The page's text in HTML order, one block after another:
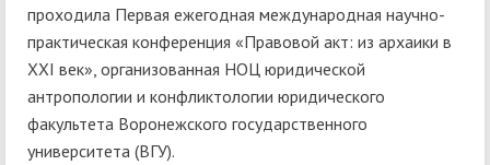
проходила Первая ежегодная международная научно-
практическая конференция «Правовой акт: из архаики в
XXI век», организованная НОЦ юридической
антропологии и конфликтологии юридического
факультета Воронежского государственного
университета (ВГУ).